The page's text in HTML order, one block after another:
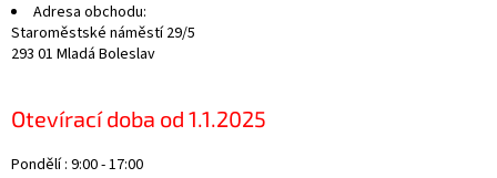
Adresa obchodu:
Staroměstské náměstí 29/5
293 01 Mladá Boleslav
Otevírací doba od 1.1.2025
Pondělí : 9:00 - 17:00